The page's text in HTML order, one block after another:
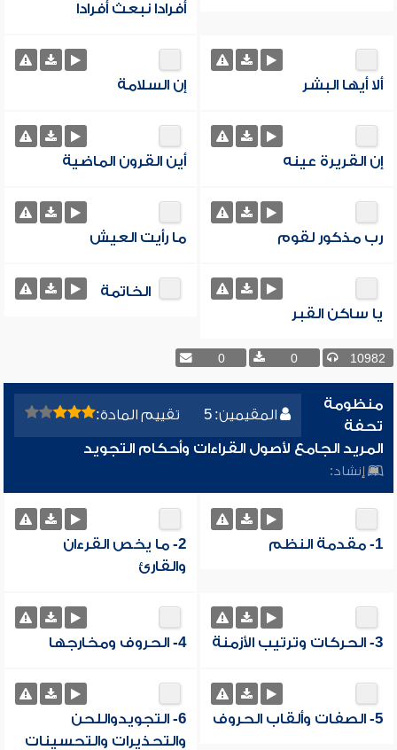
أفرادا نبعث أفرادا
ألا أيها البشر إن السلامة
إن القريرة عينه أين القرون الماضية
رب مذكور لقوم ما رأيت العيش
يا ساكن القبر
الخاتمة
10982
0
0
المقيمين: 5 تقييم المادة:
منظومة
تحفة
المريد الجامع لأصول القراءات وأحكام التجويد
إنشاد:
1- مقدمة النظم
2- ما يخص القرءان
والقارئ
3- الحركات وترتيب الأزمنة 4- الحروف ومخارجها
5- الصفات وألقاب الحروف
6- التجويدواللحن
والتحذيرات والتحسينات